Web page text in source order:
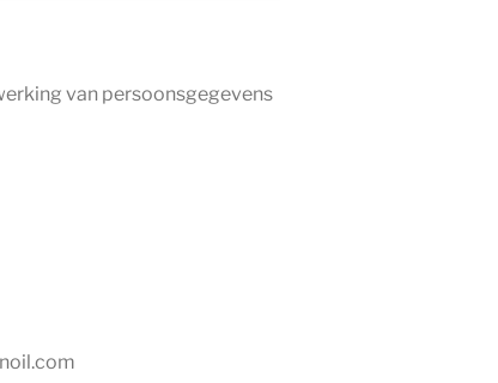
van persoonsgegevens